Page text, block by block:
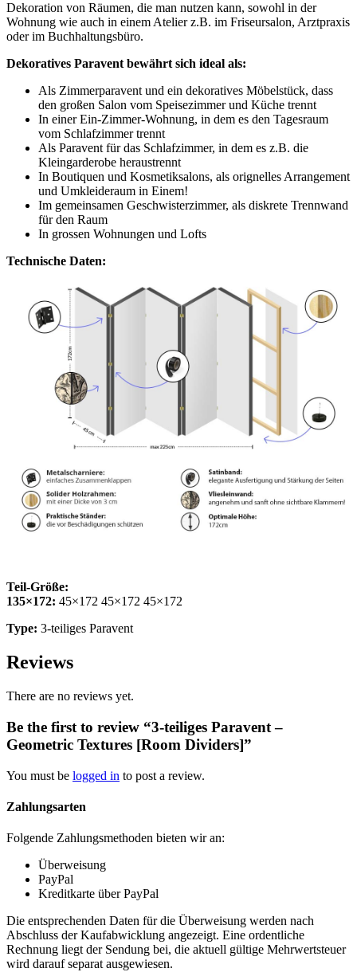
Dekoration von Räumen, die man nutzen kann, sowohl in der
Wohnung wie auch in einem Atelier z.B. im Friseursalon, Arztpraxis
oder im Buchhaltungsbüro.
Dekoratives Paravent bewährt sich ideal als:
Als Zimmerparavent und ein dekoratives Möbelstück, dass
den großen Salon vom Speisezimmer und Küche trennt
In einer Ein-Zimmer-Wohnung, in dem es den Tagesraum
vom Schlafzimmer trennt
Als Paravent für das Schlafzimmer, in dem es z.B. die
Kleingarderobe heraustrennt
In Boutiquen und Kosmetiksalons, als orignelles Arrangement
und Umkleideraum in Einem!
Im gemeinsamen Geschwisterzimmer, als diskrete Trennwand
für den Raum
In grossen Wohnungen und Lofts
Technische Daten:
Teil-Größe:
135×172: 45×172 45×172 45×172
Type: 3-teiliges Paravent
Reviews
There are no reviews yet.
Be the first to review “3-teiliges Paravent –
Geometric Textures [Room Dividers]”
You must be logged in to post a review.
Zahlungsarten
Folgende Zahlungsmethoden bieten wir an:
Überweisung
PayPal
Kreditkarte über PayPal
Die entsprechenden Daten für die Überweisung werden nach
Abschluss der Kaufabwicklung angezeigt. Eine ordentliche
Rechnung liegt der Sendung bei, die aktuell gültige Mehrwertsteuer
wird darauf separat ausgewiesen.